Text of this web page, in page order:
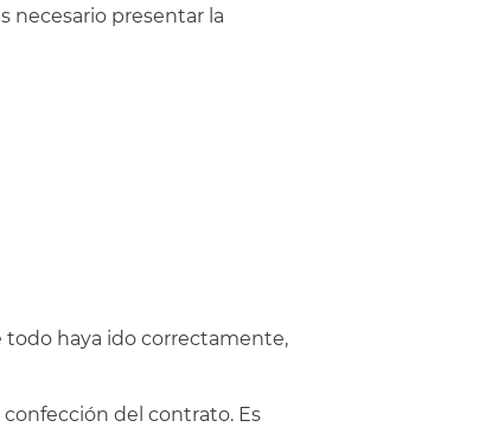
necesario presentar la
todo haya ido correctamente,
del contrato. Es